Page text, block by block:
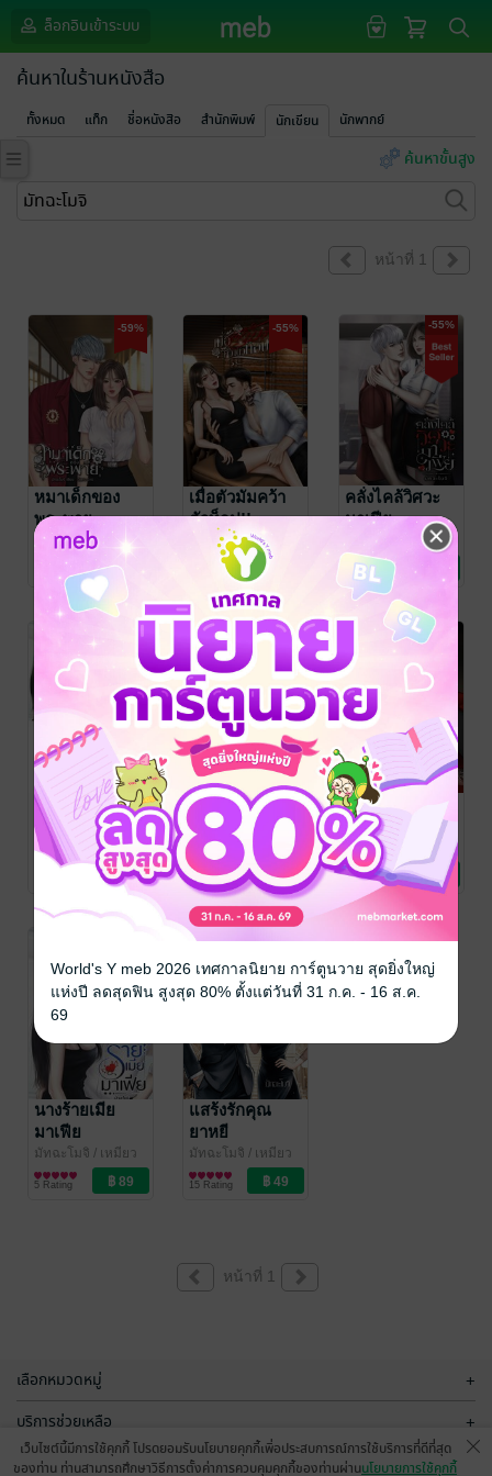
ล็อกอินเข้าระบบ
ค้นหาในร้านหนังสือ
ทั้งหมด แท็ก ชื่อหนังสือ สำนักพิมพ์ นักเขียน นักพากย์
ค้นหาขั้นสูง
หน้าที่ 1
-59%
หมาเด็กของ
พระพาย
มัทฉะโมจิ/ เหมียว
พิมพ์ | มัทฉะโมจิ
นิยายโรมานซ์
1 Rating
-55%
เมื่อตัวมัมคว้า
ตัวท็อป!!
มัทฉะโมจิ/ เหมียว
พิมพ์ | มัทฉะโมจิ
นิยายโรมานซ์
5 Rating
-55%
คลั่งไคล้วิศวะ
มาเฟีย
มัทฉะโมจิ
/ เหมียว
พิมพ์ | มัทฉะโมจิ
นิยายโรมานซ์
2 Rating
-67%
SET เด็กดีของ
มาเฟีย
มัทฉะโมจิ
/ เหมียว
พิมพ์ | มัทฉะโมจิ
นิยายโรมานซ์
-55%
เมียเด็กหมอ
มาเฟีย
มัทฉะโมจิ / เหมียว
พิมพ์ | มัทฉะโมจิ
นิยายโรมานซ์
5 Rating
-55%
คนดีของเฮีย
มังกร [ผัวเอวดุ]
มัทฉะโมจิ
/ เหมียว
พิมพ์ | มัทฉะโมจิ
นิยายโรมานซ์
3 Rating
นางร้ายเมีย
มาเฟีย
มัทฉะโมจิ / เหมียว
พิมพ์ | มัทฉะโมจิ
นิยายโรมานซ์
5 Rating
-58%
แสร้งรักคุณ
ยาหยี
มัทฉะโมจิ / เหมียว
พิมพ์ | มัทฉะโมจิ
นิยายโรมานซ์
15 Rating
หน้าที่ 1
เลือกหมวดหมู่ +
บริการช่วยเหลือ +
เกี่ยวกับเรา
เว็บไซต์นี้มีการใช้คุกกี้ โปรดยอมรับนโยบายคุกกี้เพื่อประสบการณ์การใช้บริการที่ดีที่สุด
ของท่าน ท่านสามารถศึกษาวิธีการตั้งค่าการควบคุมคุกกี้ของท่านผ่านนโยบายการใช้คุกกี้
World's Y meb 2026 เทศกาลนิยาย การ์ตูนวาย สุดยิ่งใหญ่
แห่งปี ลดสุดฟิน สูงสุด 80% ตั้งแต่วันที่ 31 ก.ค. - 16 ส.ค.
69